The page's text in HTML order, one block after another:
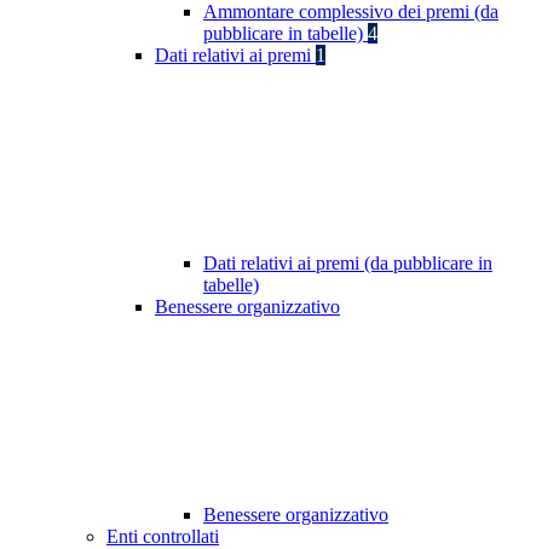
Ammontare complessivo dei premi (da
pubblicare in tabelle) 4
Dati relativi ai premi 1
Dati relativi ai premi (da pubblicare in
tabelle)
Benessere organizzativo
Benessere organizzativo
Enti controllati